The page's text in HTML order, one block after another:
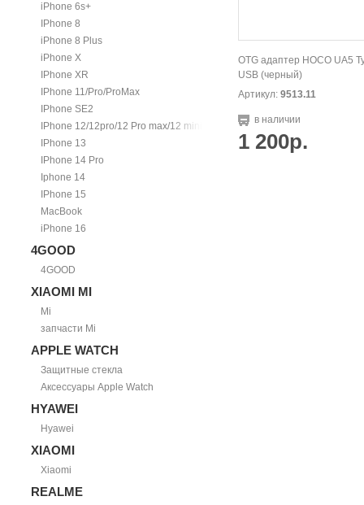
iPhone 6s+
IPhone 8
iPhone 8 Plus
iPhone X
IPhone XR
IPhone 11/Pro/ProMax
IPhone SE2
IPhone 12/12pro/12 Pro max/12 mini.
IPhone 13
IPhone 14 Pro
Iphone 14
IPhone 15
MacBook
iPhone 16
4GOOD
4GOOD
XIAOMI MI
Mi
запчасти Mi
APPLE WATCH
Защитные стекла
Аксессуары Apple Watch
HYAWEI
Hyawei
XIAOMI
Xiaomi
REALME
OTG адаптер HOCO UA5
USB (черный)
Артикул: 9513.11
в наличии
1 200р.